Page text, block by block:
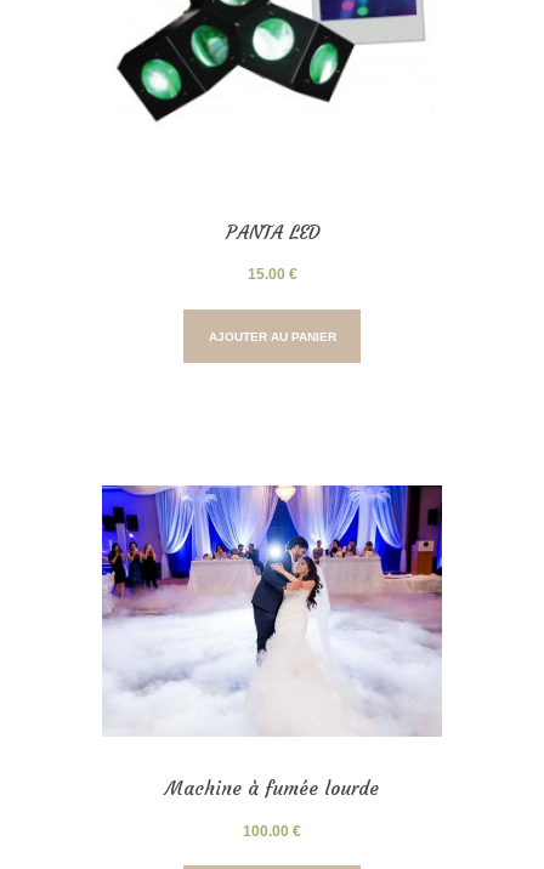
PANTA LED
15.00 €
AJOUTER AU PANIER
Machine à fumée lourde
100.00 €